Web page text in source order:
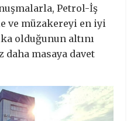
Petrol-İş
ve müzakereyi en iyi
olduğunun altını
masaya davet